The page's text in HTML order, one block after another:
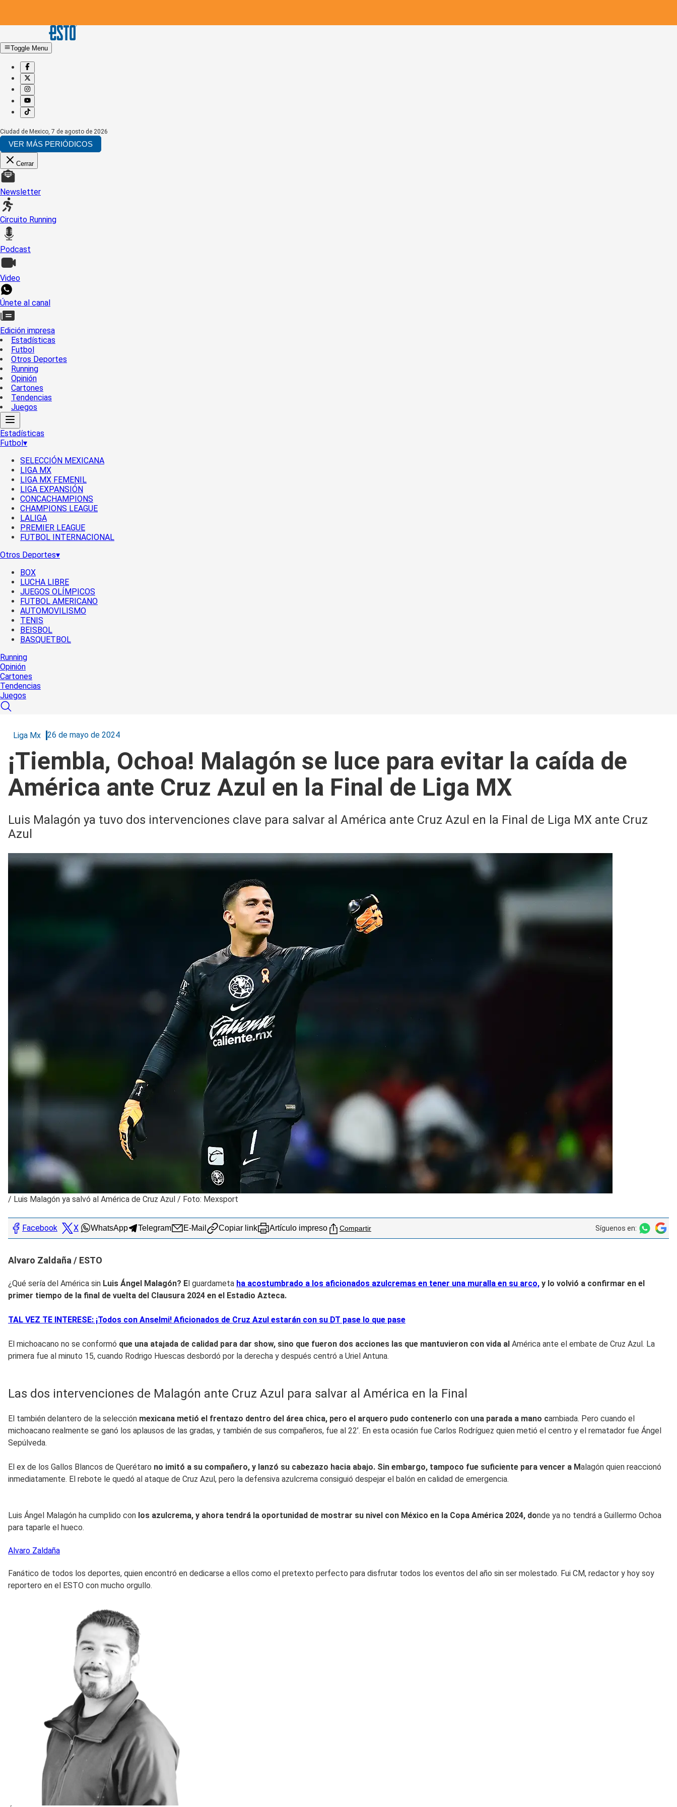
Toggle Menu
Ciudad de Mexico, 7 de agosto de 2026
VER MÁS PERIÓDICOS
Cerrar
Newsletter
Circuito Running
Podcast
Video
Únete al canal
Edición impresa
Estadísticas
Futbol
Otros Deportes
Running
Opinión
Cartones
Tendencias
Juegos
Estadísticas
Futbol▾
SELECCIÓN MEXICANA
LIGA MX
LIGA MX FEMENIL
LIGA EXPANSIÓN
CONCACHAMPIONS
CHAMPIONS LEAGUE
LALIGA
PREMIER LEAGUE
FUTBOL INTERNACIONAL
Otros Deportes▾
BOX
LUCHA LIBRE
JUEGOS OLÍMPICOS
FUTBOL AMERICANO
AUTOMOVILISMO
TENIS
BEISBOL
BASQUETBOL
Running
Opinión
Cartones
Tendencias
Juegos
Liga Mx 26 de mayo de 2024
¡Tiembla, Ochoa! Malagón se luce para evitar la caída de
América ante Cruz Azul en la Final de Liga MX
Luis Malagón ya tuvo dos intervenciones clave para salvar al América ante Cruz Azul en la Final de Liga MX ante Cruz
Azul
/ Luis Malagón ya salvó al América de Cruz Azul / Foto: Mexsport
Facebook X WhatsApp Telegram E-Mail Copiar link Artículo impreso Compartir Síguenos en:
Alvaro Zaldaña / ESTO
¿Qué sería del América sin Luis Ángel Malagón? El guardameta ha acostumbrado a los aficionados azulcremas en tener una muralla en su arco, y lo volvió a confirmar en el
primer tiempo de la final de vuelta del Clausura 2024 en el Estadio Azteca.
TAL VEZ TE INTERESE: ¡Todos con Anselmi! Aficionados de Cruz Azul estarán con su DT pase lo que pase
El michoacano no se conformó que una atajada de calidad para dar show, sino que fueron dos acciones las que mantuvieron con vida al América ante el embate de Cruz Azul. La
primera fue al minuto 15, cuando Rodrigo Huescas desbordó por la derecha y después centró a Uriel Antuna.
Las dos intervenciones de Malagón ante Cruz Azul para salvar al América en la Final
El también delantero de la selección mexicana metió el frentazo dentro del área chica, pero el arquero pudo contenerlo con una parada a mano cambiada. Pero cuando el
michoacano realmente se ganó los aplausos de las gradas, y también de sus compañeros, fue al 22’. En esta ocasión fue Carlos Rodríguez quien metió el centro y el rematador fue Ángel
Sepúlveda.
El ex de los Gallos Blancos de Querétaro no imitó a su compañero, y lanzó su cabezazo hacia abajo. Sin embargo, tampoco fue suficiente para vencer a Malagón quien reaccionó
inmediatamente. El rebote le quedó al ataque de Cruz Azul, pero la defensiva azulcrema consiguió despejar el balón en calidad de emergencia.
Luis Ángel Malagón ha cumplido con los azulcrema, y ahora tendrá la oportunidad de mostrar su nivel con México en la Copa América 2024, donde ya no tendrá a Guillermo Ochoa
para taparle el hueco.
Alvaro Zaldaña
Fanático de todos los deportes, quien encontró en dedicarse a ellos como el pretexto perfecto para disfrutar todos los eventos del año sin ser molestado. Fui CM, redactor y hoy soy
reportero en el ESTO con mucho orgullo.